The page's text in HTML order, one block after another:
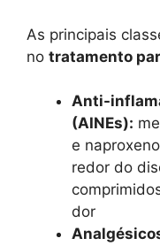
As principais
no tratamento
Anti-
(AINEs):
e
redor do
dor